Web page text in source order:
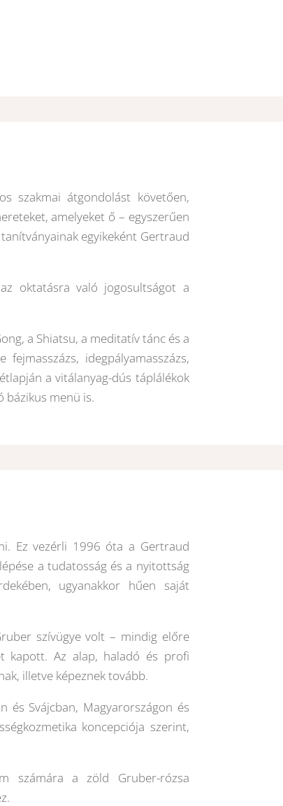
szakmai átgondolást követően,
amelyeket ő – egyszerűen
egyikeként Gertraud
oktatásra való jogosultságot a
a Shiatsu, a meditatív tánc és a
idegpályamasszázs,
a vitálanyag-dús táplálékok
bázikus menü is.
Ez vezérli 1996 óta a Gertraud
a tudatosság és a nyitottság
ugyanakkor hűen saját
szívügye volt – mindig előre
kapott. Az alap, haladó és profi
illetve képeznek tovább.
és Svájcban, Magyarországon és
koncepciója szerint,
számára a zöld Gruber-rózsa